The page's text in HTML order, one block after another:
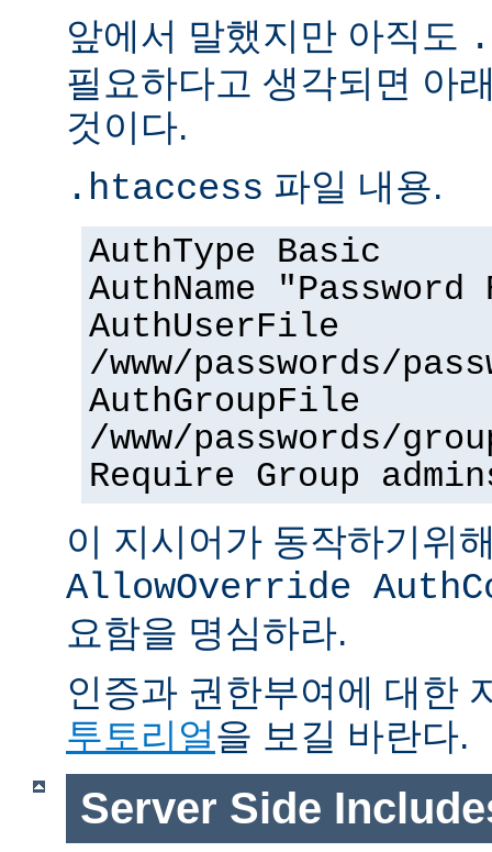
앞에서 말했지만 아직도
필요하다고 생각되면 아
것이다.
.htaccess 파일 내용.
AuthType Basic
AuthName
AuthUserFile
/www/passwords/
AuthGroupFile
/www/passwords/
Require Group
이 지시어가 동작하기위
AllowOverride
요함을 명심하라.
인증과 권한부여에 대한
투토리얼을 보길 바란다.
Server Side